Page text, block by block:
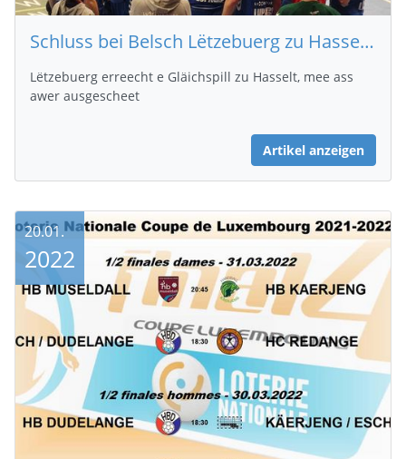
Schluss bei Belsch Lëtzebuerg zu Hasselt 27 - 27
Lëtzebuerg erreecht e Gläichspill zu Hasselt, mee ass
awer ausgescheet
Artikel anzeigen
20.01.
2022